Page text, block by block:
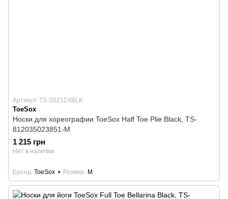
Артикул: TS-S0212XBLK
ToeSox
Носки для хореографии ToeSox Half Toe Plie Black, TS-
812035023851-M
1 215 грн
Нет в наличии
Бренд ToeSox Розмир M